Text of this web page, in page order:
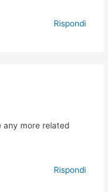
Rispondi
any more related
Rispondi